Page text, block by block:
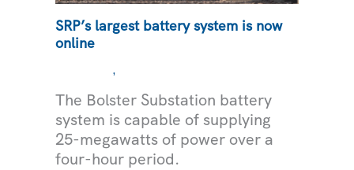
SRP’s largest battery system is now
online
,
The Bolster Substation battery
system is capable of supplying
25-megawatts of power over a
four-hour period.